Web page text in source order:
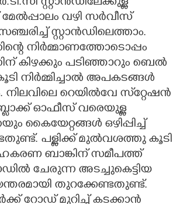
വഴി സർവീസ്
സ്റ്റാൻഡിലെത്താം.
നിർമ്മാണത്തോടൊപ്പം
കിഴക്കും പടിഞ്ഞാറും ബെൽ
നിർമ്മിച്ചാൽ അപകടങ്ങൾ
നിലവിലെ റെയിൽവേ സ്‌റ്റേഷൻ
ഓഫീസ് വരെയുള്ള
കൈയേറ്റങ്ങൾ ഒഴിപ്പിച്ച്
പള്ളിക്ക് മുൽവശത്തു കൂടി
ബാങ്കിന് സമീപത്ത്
ചേരുന്ന അടച്ചുകെട്ടിയ
തുറക്കേണ്ടതുണ്ട്.
റോഡ് മുറിച്ച് കടക്കാൻ